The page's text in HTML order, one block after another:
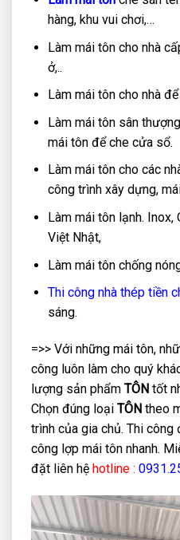
hàng, khu vui chơi,…
Làm mái tôn cho nhà
ở,..
Làm mái tôn cho nhà
Làm mái tôn sân
mái tôn để che cửa sổ.
Làm mái tôn cho các
công trình xây dựng,
Làm mái tôn lạnh.
Việt Nhật,
Làm mái tôn chống
Thi công nhà thép tiền
sáng.
=>> Với những mái tôn,
công luôn làm cho quý
lượng sản phẩm TÔN tốt
Chọn đúng loại TÔN theo
trình của gia chủ. Thi
công lợp mái tôn nhanh.
đặt liên hệ hotline :